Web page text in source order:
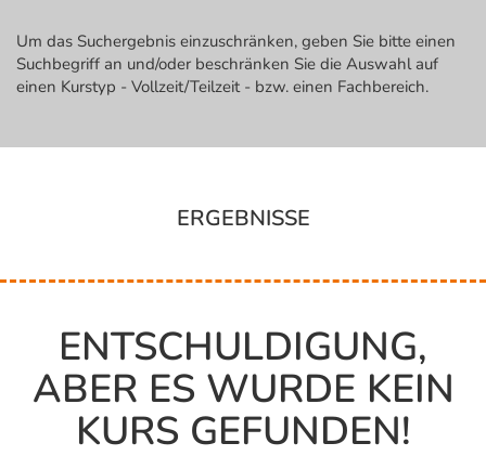
Um das Suchergebnis einzuschränken, geben Sie bitte einen
Suchbegriff an und/oder beschränken Sie die Auswahl auf
einen Kurstyp - Vollzeit/Teilzeit - bzw. einen Fachbereich.
ERGEBNISSE
ENTSCHULDIGUNG,
ABER ES WURDE KEIN
KURS GEFUNDEN!